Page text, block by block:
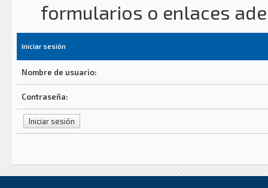
formularios o enlaces
Iniciar sesión
Nombre de usuario:
Contraseña: